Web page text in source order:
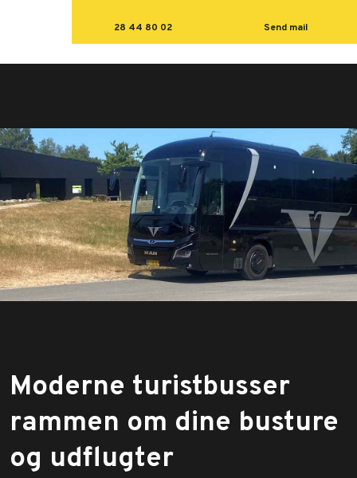
28 44 80 02 Send mail
Moderne turistbusser
rammen om dine busture
og udflugter